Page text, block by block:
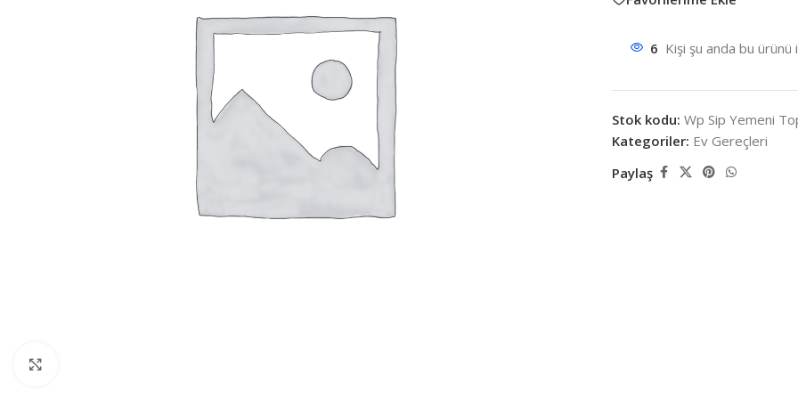
6 Kişi şu anda bu ürünü
Stok kodu: Wp Sip Yemeni
Kategoriler: Ev Gereçleri
Paylaş